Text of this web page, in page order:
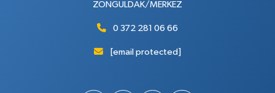
ZONGULDAK/MERKEZ
0 372 281 06 66
[email protected]